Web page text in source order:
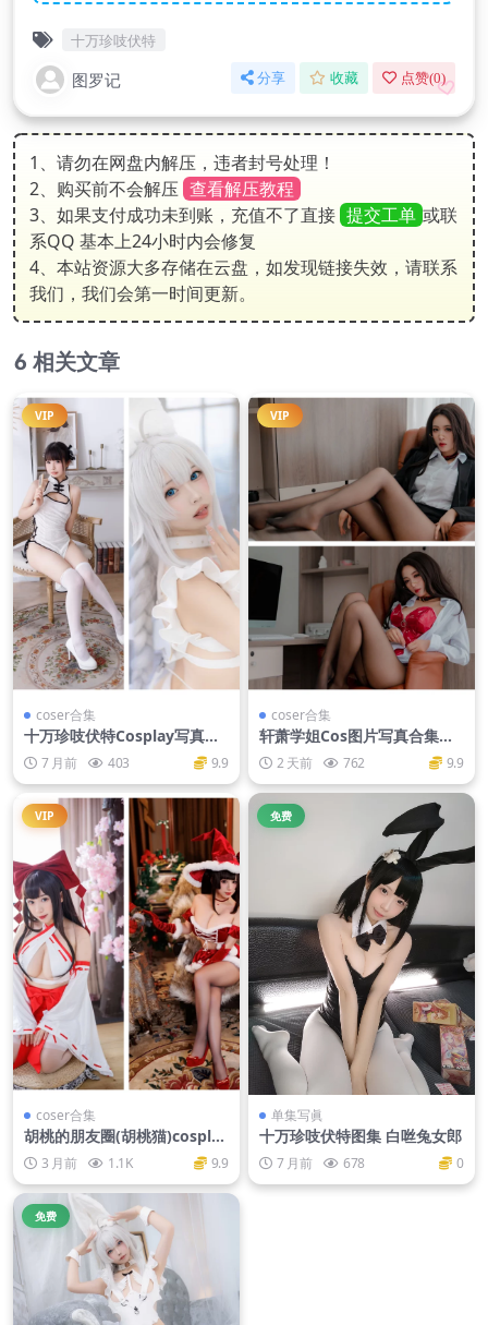
十万珍吱伏特
图罗记 分享 收藏 点赞(0)
1、请勿在网盘内解压，违者封号处理！
2、购买前不会解压 查看解压教程
3、如果支付成功未到账，充值不了直接 提交工单 或联
系QQ 基本上24小时内会修复
4、本站资源大多存储在云盘，如发现链接失效，请联系
我们，我们会第一时间更新。
相关文章
VIP
coser合集
十万珍吱伏特Cosplay写真图
集作品合集
7 月前 403 9.9
VIP
coser合集
轩萧学姐Cos图片写真合集
【持续更新】
2 天前 762 9.9
VIP
coser合集
胡桃的朋友圈(胡桃猫)cosplay
写真作品合集
3 月前 1.1K 9.9
免费
单集写眞
十万珍吱伏特图集 白咝兔女郎
7 月前 678 0
免费